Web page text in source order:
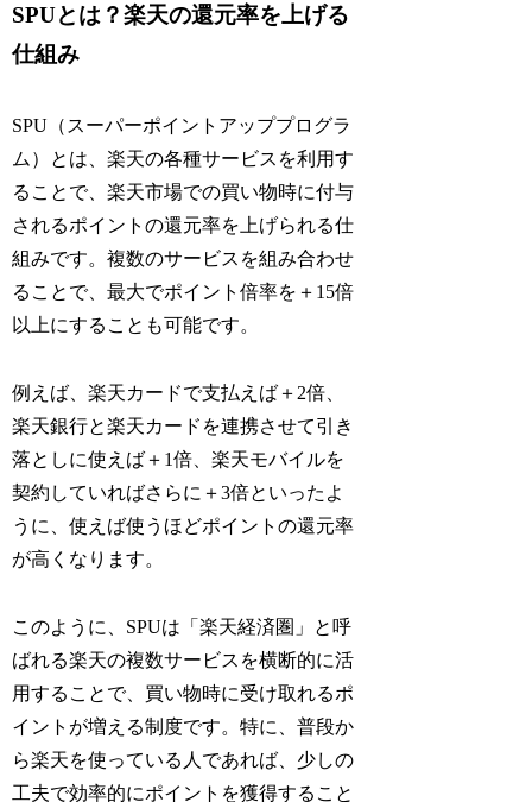
SPUとは？楽天の還元率を上げる
仕組み
SPU（スーパーポイントアッププログラ
ム）とは、楽天の各種サービスを利用す
ることで、楽天市場での買い物時に付与
されるポイントの還元率を上げられる仕
組みです。複数のサービスを組み合わせ
ることで、最大でポイント倍率を＋15倍
以上にすることも可能です。
例えば、楽天カードで支払えば＋2倍、
楽天銀行と楽天カードを連携させて引き
落としに使えば＋1倍、楽天モバイルを
契約していればさらに＋3倍といったよ
うに、使えば使うほどポイントの還元率
が高くなります。
このように、SPUは「楽天経済圏」と呼
ばれる楽天の複数サービスを横断的に活
用することで、買い物時に受け取れるポ
イントが増える制度です。特に、普段か
ら楽天を使っている人であれば、少しの
工夫で効率的にポイントを獲得すること